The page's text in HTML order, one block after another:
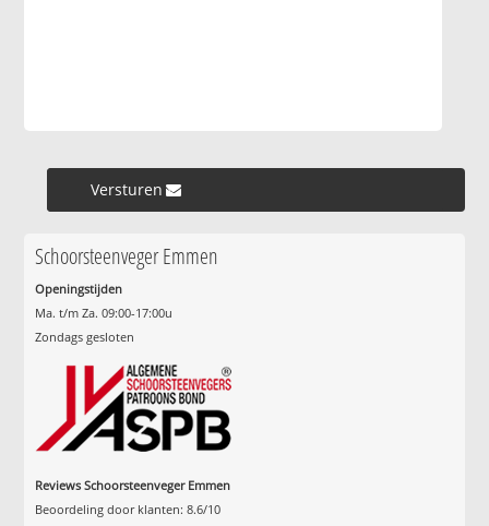
Versturen »
Schoorsteenveger Emmen
Openingstijden
Ma. t/m Za. 09:00-17:00u
Zondags gesloten
Reviews Schoorsteenveger Emmen
Beoordeling door klanten:8.6/10